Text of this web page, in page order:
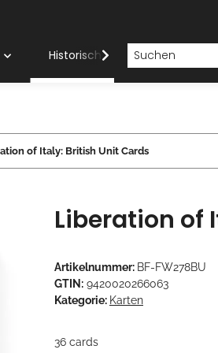
Historische Systeme
of Italy: British Unit Cards
Liberation of
Artikelnummer: BF-FW278BU
GTIN: 9420020266063
Kategorie: Karten
36 cards